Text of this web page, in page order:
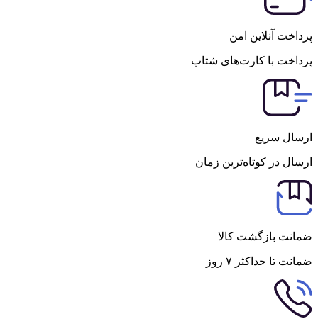
پرداخت آنلاین امن
پرداخت با کارت‌های شتاب
ارسال سریع
ارسال در کوتاه‌ترین زمان
ضمانت بازگشت کالا
ضمانت تا حداکثر ۷ روز